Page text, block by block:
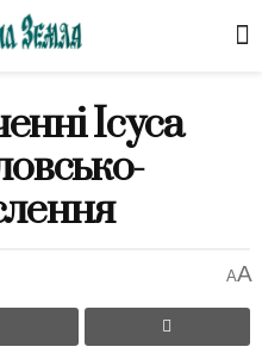
Ісуса
AA